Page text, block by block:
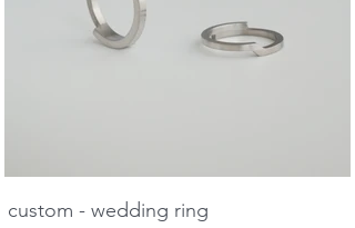
custom - wedding ring